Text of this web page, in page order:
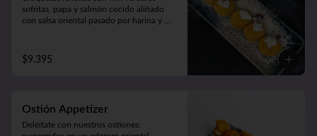
sofritas, papa y salmón cocido aliñado
con salsa oriental pasado por harina y
(5unidades).
$9.395
Ostión Appetizer
Deléitate con nuestros ostiones: